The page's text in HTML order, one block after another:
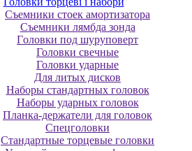
Cъeмники cтoeк aмopтизaтopa
Cъeмники лямбдa зoндa
Гoлoвки пoд шуpупoвepт
Головки свечные
Головки ударные
Для литых дисков
Наборы стандартных головок
Наборы ударных головок
Планка-держатели для головок
Спецголовки
Стандартные торцевые головки